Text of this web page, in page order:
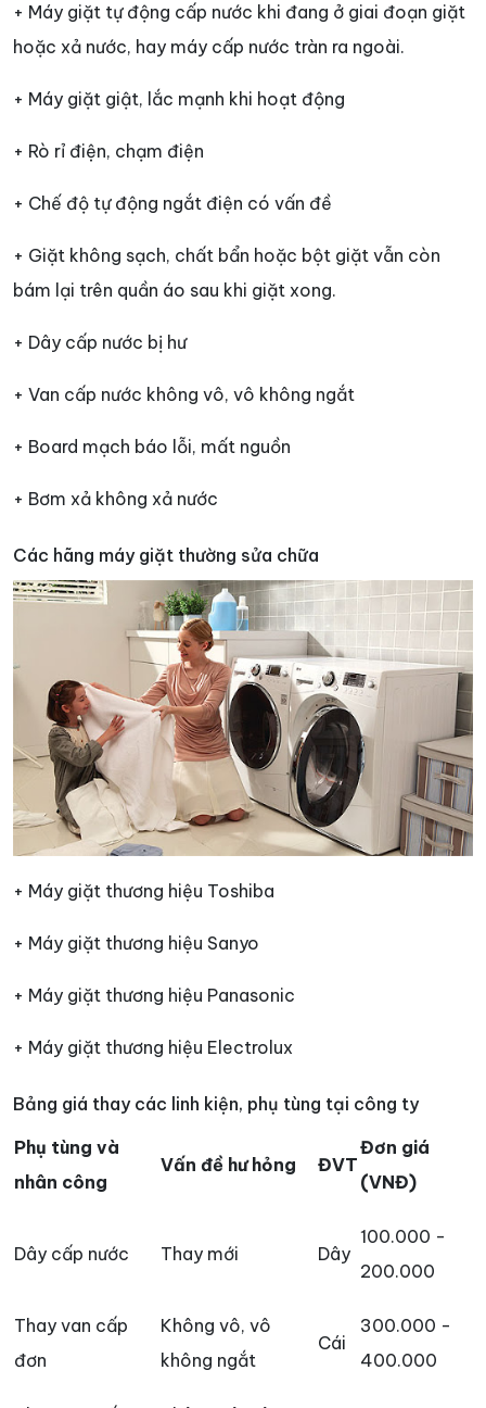
+ Máy giặt tự động cấp nước khi đang ở giai đoạn giặt
hoặc xả nước, hay máy cấp nước tràn ra ngoài.
+ Máy giặt giật, lắc mạnh khi hoạt động
+ Rò rỉ điện, chạm điện
+ Chế độ tự động ngắt điện có vấn đề
+ Giặt không sạch, chất bẩn hoặc bột giặt vẫn còn
bám lại trên quần áo sau khi giặt xong.
+ Dây cấp nước bị hư
+ Van cấp nước không vô, vô không ngắt
+ Board mạch báo lỗi, mất nguồn
+ Bơm xả không xả nước
Các hãng máy giặt thường sửa chữa
+ Máy giặt thương hiệu Toshiba
+ Máy giặt thương hiệu Sanyo
+ Máy giặt thương hiệu Panasonic
+ Máy giặt thương hiệu Electrolux
Bảng giá thay các linh kiện, phụ tùng tại công ty
Phụ tùng và
nhân công
Vấn đề hư hỏng ĐVT
Đơn giá
(VNĐ)
Dây cấp nước Thay mới Dây
100.000 -
200.000
Thay van cấp
đơn
Không vô, vô
không ngắt
Cái
300.000 -
400.000